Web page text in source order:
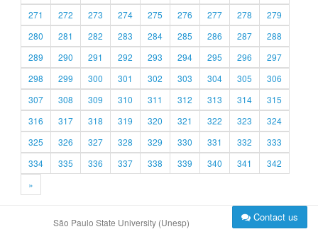
271
272 273 274 275 276 277 278
279
280
281 282 283 284 285 286 287
288
289
290 291 292 293 294 295 296
297
298
299 300 301 302 303 304 305
306
307
308 309 310 311 312 313 314
315
316
317 318 319 320 321 322 323
324
325
326 327 328 329 330 331 332
333
334
335 336 337 338 339 340 341
342
»
São Paulo State University (Unesp) Contact us